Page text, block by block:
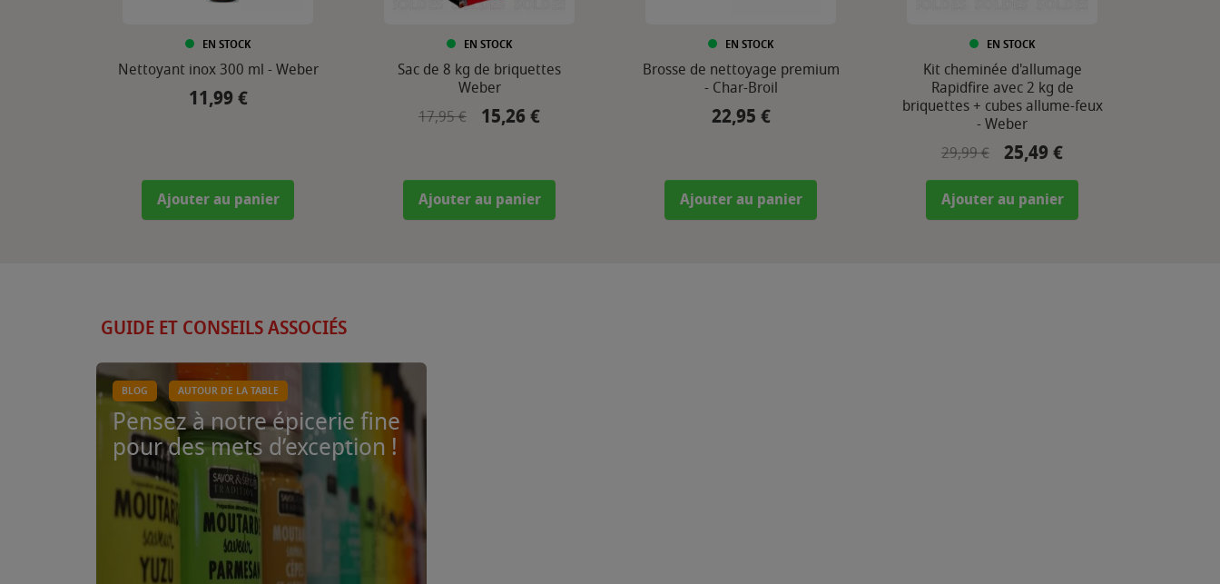
EN STOCK
Nettoyant inox 300 ml - Weber
Prix
11,99 €
Ajouter au panier
EN STOCK
Sac de 8 kg de briquettes
Weber
Prix de base
17,95 € Prix
15,26 €
Ajouter au panier
EN STOCK
Brosse de nettoyage premium
- Char-Broil
Prix
22,95 €
Ajouter au panier
EN STOCK
Kit cheminée d'allumage
Rapidfire avec 2 kg de
briquettes + cubes allume-feux
- Weber
Prix de base
29,99 € Prix
25,49 €
Ajouter au panier
GUIDE ET CONSEILS ASSOCIÉS
BLOG AUTOUR DE LA TABLE
Pensez à notre épicerie fine
pour des mets d’exception !